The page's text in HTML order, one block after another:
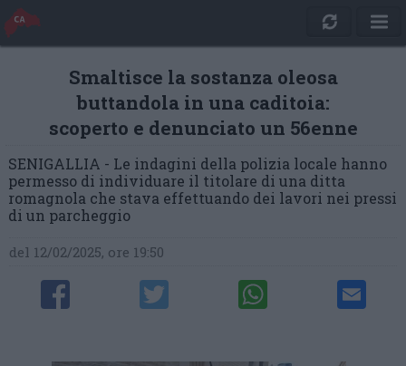
Smaltisce la sostanza oleosa
buttandola in una caditoia:
scoperto e denunciato un 56enne
SENIGALLIA - Le indagini della polizia locale hanno
permesso di individuare il titolare di una ditta
romagnola che stava effettuando dei lavori nei pressi
di un parcheggio
del 12/02/2025, ore 19:50